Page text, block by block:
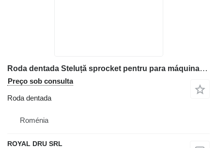
Roda dentada Steluță sprocket pentru para máquinas de construção Volvo EC25 EC30 EC35 EC55
Preço sob consulta
Roda dentada
Roménia
ROYAL DRU SRL